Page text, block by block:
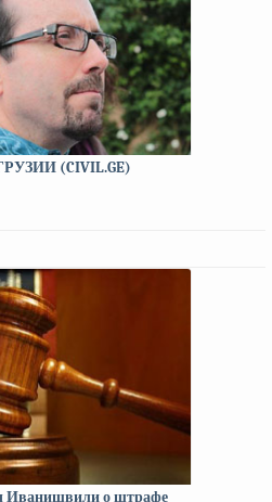
(CIVIL.GE)
Иванишвили о штрафе